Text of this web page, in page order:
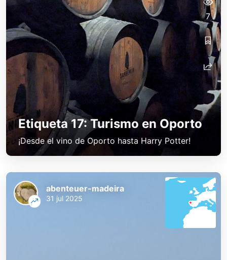
Etiqueta 17: Turismo en Oporto
¡Desde el vino de Oporto hasta Harry Potter!
7
abenteuer-madeira
31 jul 2025